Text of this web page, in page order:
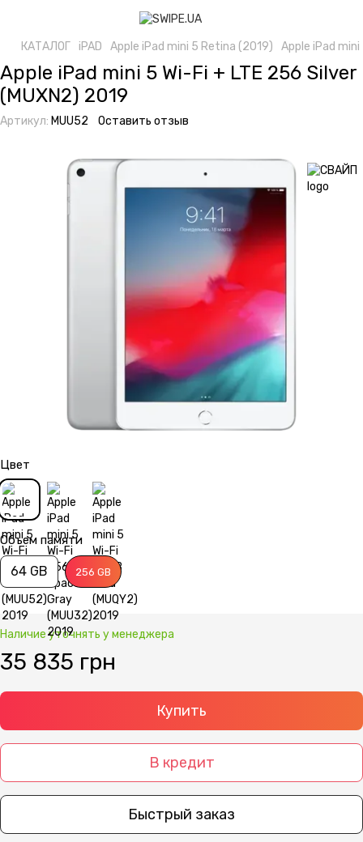
КАТАЛОГ iPAD Apple iPad mini 5 Retina (2019) Apple iPad mini
Apple iPad mini 5 Wi-Fi + LTE 256 Silver
(MUXN2) 2019
Артикул: MUU52 Оставить отзыв
Цвет
Объем памяти
64 GB 256 GB
Наличие уточнять у менеджера
35 835 грн
Купить
В кредит
Быстрый заказ